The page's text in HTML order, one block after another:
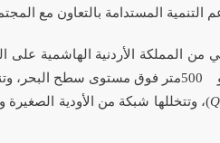
المستدامة بالتعاون مع
المملكة الأردنية الهاشمية على
500متر فوق مستوى سطح البحر،
(، وتتخللها شبكة من الأودية